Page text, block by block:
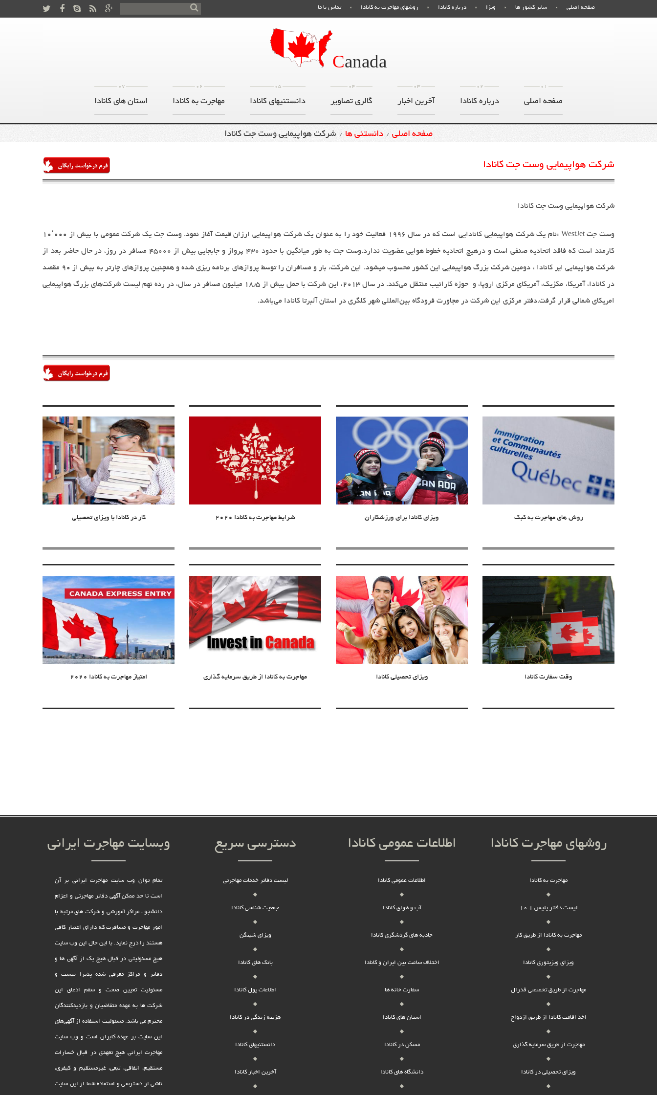
تماس با ما روشهای مهاجرت به کانادا درباره کانادا ویزا سایر کشور ها صفحه اصلی
Canada
07
استان های کانادا
06
مهاجرت به کانادا
05
دانستنیهای کانادا
04
گالری تصاویر
03
آخرین اخبار
02
درباره کانادا
01
صفحه اصلی
صفحه اصلی / دانستنی ها / شرکت هواپیمایی وست جت کانادا
شرکت هواپیمایی وست جت کانادا
شرکت هواپیمایی وست جت کانادا
وست جت: WestJetنام یک شرکت هواپیمایی کانادایی است که در سال ۱۹۹۶ فعالیت خود را به عنوان یک شرکت هواپیمایی ارزان قیمت آغاز نمود. وست جت یک شرکت عمومی با بیش از ۱۰٬۰۰۰
کارمند است که فاقد اتحادیه صنفی است و درهیچ اتحادیه خطوط هوایی عضویت ندارد.وست جت به طور میانگین با حدود ۴30 پرواز و جابجایی بیش از ۴۵۰۰۰ مسافر در روز، در حال حاضر بعد از
شرکت هواپیمایی ایر کانادا ، دومین شرکت بزرگ هواپیمایی این کشور محسوب میشود. این شرکت، بار و مسافران را توسط پروازهای برنامه ریزی شده و همچنین پروازهای چارتر به بیش از ۹0 مقصد
در کانادا، آمریکا، مکزیک، آمریکای مرکزی اروپا، و حوزه کارائیب منتقل می‌کند. در سال۲۰۱۳، این شرکت با حمل بیش از ۱۸٫۵ میلیون مسافر در سال، در رده نهم لیست شرکت‌های بزرگ هواپیمایی
امریکای شمالی قرار گرفت.دفتر مرکزی این شرکت در مجاورت فرودگاه بین‌المللی شهر کلگری در استان آلبرتا کانادا می‌باشد.
کار در کانادا با ویزای تحصیلی شرایط مهاجرت به کانادا 2020 ویزای کانادا برای ورزشکاران روش های مهاجرت به کبک
امتیاز مهاجرت به کانادا 2020 مهاجرت به کانادا از طریق سرمایه گذاری ویزای تحصیلی کانادا وقت سفارت کانادا
وبسایت مهاجرت ایرانی
تمام توان وب سایت مهاجرت ایرانی بر آن
است تا حد ممکن آگهی دفاتر مهاجرتی و اعزام
دانشجو ، مراکز آموزشی و شرکت های مرتبط با
امور مهاجرت و مسافرت که دارای اعتبار کافی
هستند را درج نماید. با این حال این وب سایت
هیچ مسئولیتی در قبال هیچ یک از آگهی ها و
دفاتر و مراکز معرفی شده پذیرا نیست و
مسئولیت تعیین صحت و سقم ادعای این
شرکت ها به عهده متقاضیان و بازدیدکنندگان
محترم می باشد. مسئولیت استفاده از آگهی‌های
این سایت بر عهده کابران است و وب سایت
مهاجرت ایرانی هیچ تعهدى در قبال خسارات
مستقیم، اتفاقى، تبعى، غیرمستقیم و کیفرى،
ناشى از دسترسى و استفاده شما از این سایت
دسترسی سریع
لیست دفاتر خدمات مهاجرتی
جمعیت شناسی کانادا
ویزای شینگن
بانک های کانادا
اطلاعات پول کانادا
هزینه زندگی در کانادا
دانستنیهای کانادا
آخرین اخبار کانادا
اطلاعات عمومی کانادا
اطلاعات عمومی کانادا
آب و هوای کانادا
جاذبه های گردشگری کانادا
اختلاف ساعت بین ایران و کانادا
سفارت خانه ها
استان های کانادا
مسکن در کانادا
دانشگاه های کانادا
روشهای مهاجرت کانادا
مهاجرت به کانادا
لیست دفاتر پلیس + 10
مهاجرت به کانادا از طریق کار
ویزای ویزیتوری کانادا
مهاجرت از طریق تخصصی فدرال
اخذ اقامت کانادا از طریق ازدواج
مهاجرت از طریق سرمایه گذاری
ویزای تحصیلی در کانادا